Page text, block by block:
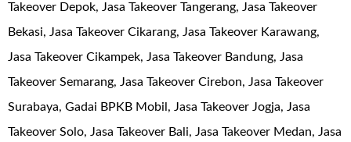
Takeover Depok, Jasa Takeover Tangerang, Jasa Takeover
Bekasi, Jasa Takeover Cikarang, Jasa Takeover Karawang,
Jasa Takeover Cikampek, Jasa Takeover Bandung, Jasa
Takeover Semarang, Jasa Takeover Cirebon, Jasa Takeover
Surabaya, Gadai BPKB Mobil, Jasa Takeover Jogja, Jasa
Takeover Solo, Jasa Takeover Bali, Jasa Takeover Medan, Jasa